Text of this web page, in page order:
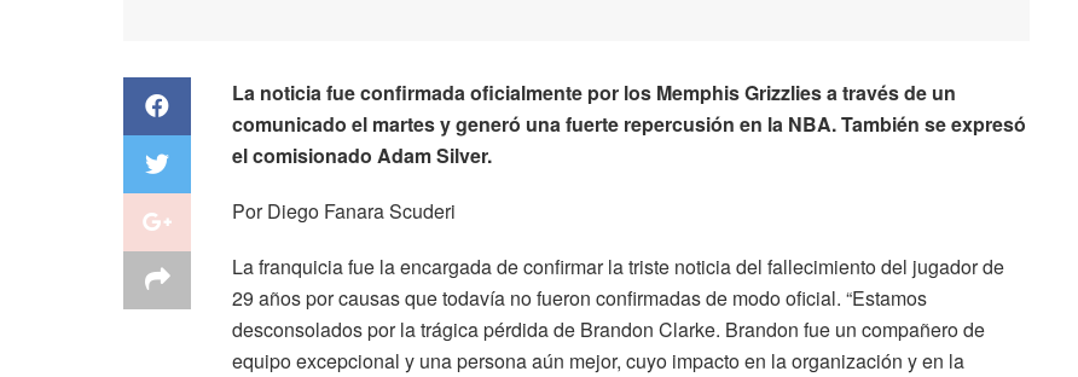
La noticia fue confirmada oficialmente por los Memphis Grizzlies a través de un
comunicado el martes y generó una fuerte repercusión en la NBA. También se expresó
el comisionado Adam Silver.
Por Diego Fanara Scuderi
La franquicia fue la encargada de confirmar la triste noticia del fallecimiento del jugador de
29 años por causas que todavía no fueron confirmadas de modo oficial. “Estamos
desconsolados por la trágica pérdida de Brandon Clarke. Brandon fue un compañero de
equipo excepcional y una persona aún mejor, cuyo impacto en la organización y en la